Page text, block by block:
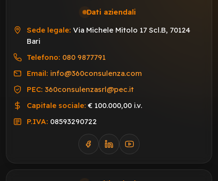
Dati aziendali
Sede legale: Via Michele Mitolo 17 Scl.B, 70124
Bari
Telefono: 080 9877791
Email: info@360consulenza.com
PEC: 360consulenzasrl@pec.it
Capitale sociale: € 100.000,00 i.v.
P.IVA: 08593290722